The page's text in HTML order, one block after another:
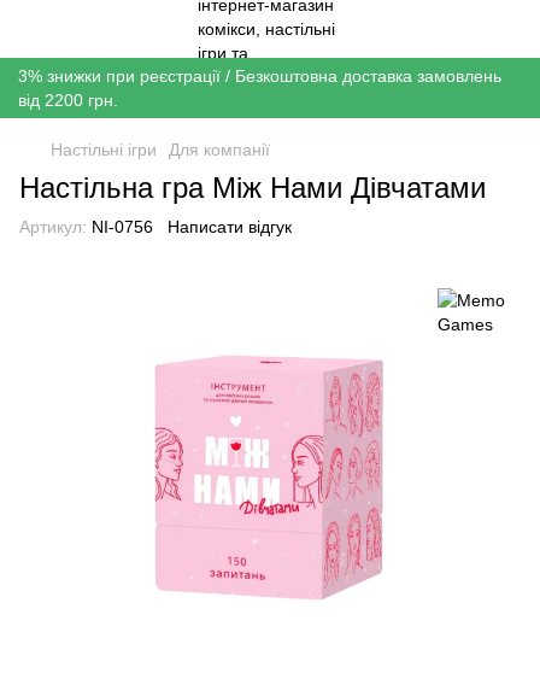
3% знижки при реєстрації / Безкоштовна доставка замовлень
від 2200 грн.
Настільні ігри Для компанії
Настільна гра Між Нами Дівчатами
Артикул: NI-0756 Написати відгук